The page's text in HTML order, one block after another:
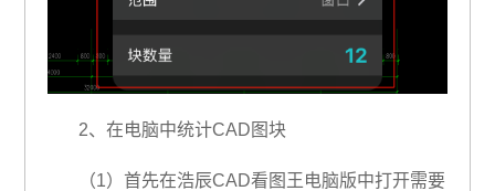
2、在电脑中统计CAD图块
（1）首先在浩辰CAD看图王电脑版中打开需要